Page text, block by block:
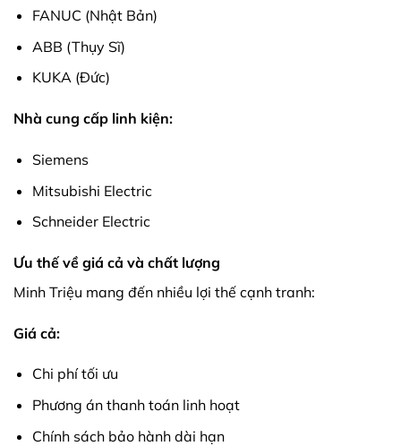
FANUC (Nhật Bản)
ABB (Thụy Sĩ)
KUKA (Đức)
Nhà cung cấp linh kiện:
Siemens
Mitsubishi Electric
Schneider Electric
Ưu thế về giá cả và chất lượng
Minh Triệu mang đến nhiều lợi thế cạnh tranh:
Giá cả:
Chi phí tối ưu
Phương án thanh toán linh hoạt
Chính sách bảo hành dài hạn